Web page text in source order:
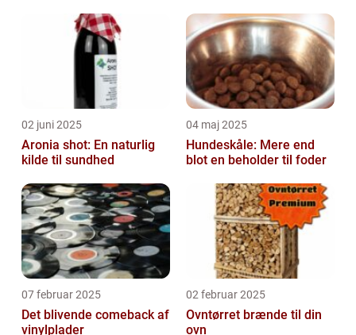
02 juni 2025
Aronia shot: En naturlig
kilde til sundhed
04 maj 2025
Hundeskåle: Mere end
blot en beholder til foder
07 februar 2025
Det blivende comeback af
vinylplader
02 februar 2025
Ovntørret brænde til din
ovn